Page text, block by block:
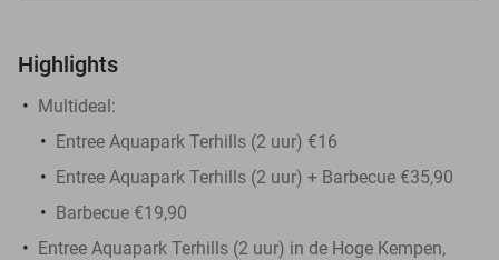
Highlights
Multideal:
Entree Aquapark Terhills (2 uur) €16
Entree Aquapark Terhills (2 uur) + Barbecue €35,90
Barbecue €19,90
Entree Aquapark Terhills (2 uur) in de Hoge Kempen,